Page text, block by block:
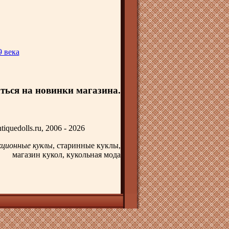
на новинки магазина.
2006 - 2026
куклы, старинные куклы,
магазин кукол, кукольная мода